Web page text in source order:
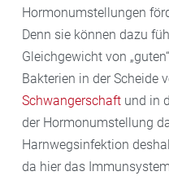
Hormonumstellungen
Denn sie können dazu
Gleichgewicht von
Bakterien in der Scheide
Schwangerschaft und in
der Hormonumstellung
Harnwegsinfektion
da hier das